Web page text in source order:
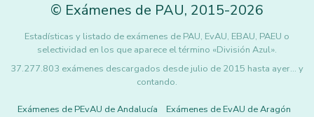
© Exámenes de PAU, 2015-2026
Estadísticas y listado de exámenes de PAU, EvAU, EBAU, PAEU o
selectividad en los que aparece el término «División Azul».
37.277.803 exámenes descargados desde julio de 2015 hasta ayer... y
contando.
Exámenes de PEvAU de Andalucía
Exámenes de EvAU de Aragón